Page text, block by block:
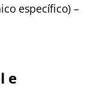
específico) –
e